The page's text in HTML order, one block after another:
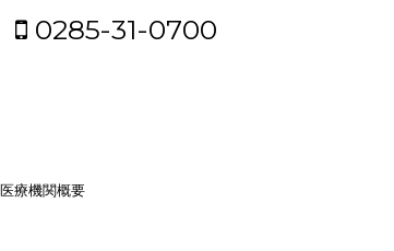
0285-31-0700
医療機関概要